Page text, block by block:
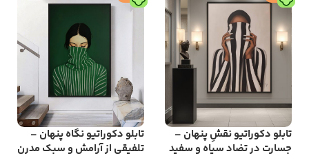
تابلو دکوراتیو نقشِ پنهان –
جسارت در تضاد سیاه و سفید
تابلو دکوراتیو نگاه پنهان –
تلفیقی از آرامش و سبک مدرن